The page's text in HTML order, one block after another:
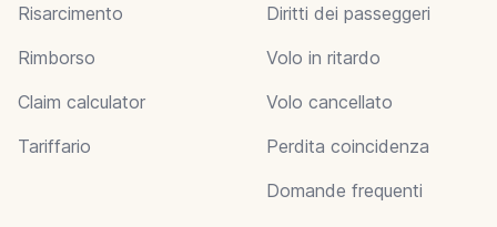
Risarcimento
Rimborso
Claim calculator
Tariffario
Diritti dei passeggeri
Volo in ritardo
Volo cancellato
Perdita coincidenza
Domande frequenti